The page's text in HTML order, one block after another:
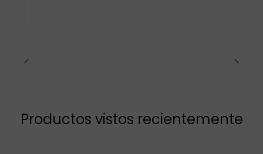
Productos vistos recientemente